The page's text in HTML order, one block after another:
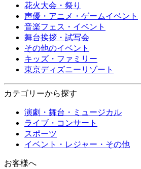
花火大会・祭り
声優・アニメ・ゲームイベント
音楽フェス・イベント
舞台挨拶・試写会
その他のイベント
キッズ・ファミリー
東京ディズニーリゾート
カテゴリーから探す
演劇・舞台・ミュージカル
ライブ・コンサート
スポーツ
イベント・レジャー・その他
お客様へ